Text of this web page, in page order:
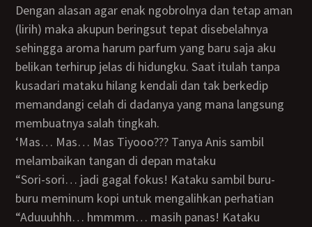
Dengan alasan agar enak ngobrolnya dan tetap aman
(lirih) maka akupun beringsut tepat disebelahnya
sehingga aroma harum parfum yang baru saja aku
belikan terhirup jelas di hidungku. Saat itulah tanpa
kusadari mataku hilang kendali dan tak berkedip
memandangi celah di dadanya yang mana langsung
membuatnya salah tingkah.
‘Mas… Mas… Mas Tiyooo??? Tanya Anis sambil
melambaikan tangan di depan mataku
“sori-sori… jadi gagal fokus! Kataku sambil buru-
buru meminum kopi untuk mengalihkan perhatian
“aduuuhhh… hmmmm… masih panas! Kataku